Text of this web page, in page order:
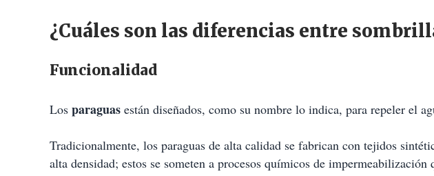
¿Cuáles son las diferencias entre
Funcionalidad
Los paraguas están diseñados, como su nombre lo indica, para repeler el
Tradicionalmente, los paraguas de alta calidad se fabrican con tejidos
alta densidad; estos se someten a procesos químicos de